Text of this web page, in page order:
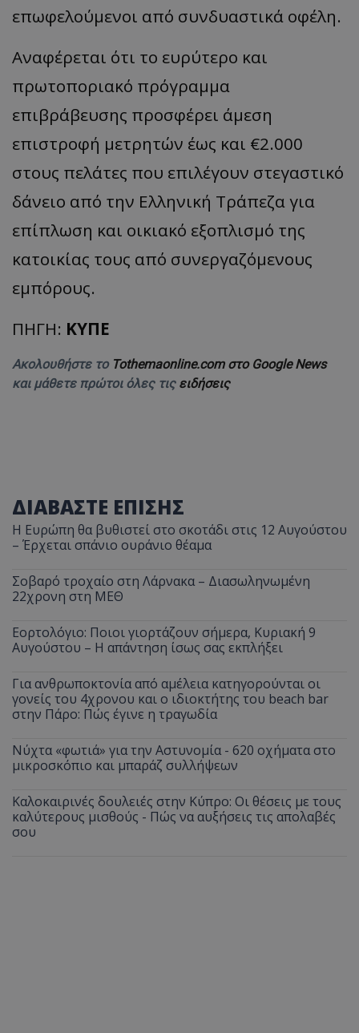
επωφελούμενοι από συνδυαστικά οφέλη.
Αναφέρεται ότι το ευρύτερο και
πρωτοποριακό πρόγραμμα
επιβράβευσης προσφέρει άμεση
επιστροφή μετρητών έως και €2.000
στους πελάτες που επιλέγουν στεγαστικό
δάνειο από την Ελληνική Τράπεζα για
επίπλωση και οικιακό εξοπλισμό της
κατοικίας τους από συνεργαζόμενους
εμπόρους.
ΠΗΓΗ: ΚΥΠΕ
Ακολουθήστε το Tothemaonline.com στο Google News
και μάθετε πρώτοι όλες τις ειδήσεις
ΔΙΑΒΑΣΤΕ ΕΠΙΣΗΣ
Η Ευρώπη θα βυθιστεί στο σκοτάδι στις 12 Αυγούστου
– Έρχεται σπάνιο ουράνιο θέαμα
Σοβαρό τροχαίο στη Λάρνακα – Διασωληνωμένη
22χρονη στη ΜΕΘ
Εορτολόγιο: Ποιοι γιορτάζουν σήμερα, Κυριακή 9
Αυγούστου – Η απάντηση ίσως σας εκπλήξει
Για ανθρωποκτονία από αμέλεια κατηγορούνται οι
γονείς του 4χρονου και ο ιδιοκτήτης του beach bar
στην Πάρο: Πώς έγινε η τραγωδία
Νύχτα «φωτιά» για την Αστυνομία - 620 οχήματα στο
μικροσκόπιο και μπαράζ συλλήψεων
Καλοκαιρινές δουλειές στην Κύπρο: Οι θέσεις με τους
καλύτερους μισθούς - Πώς να αυξήσεις τις απολαβές
σου